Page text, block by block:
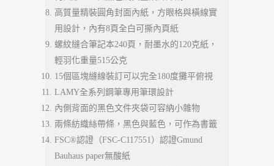
高質量精裝圓角封面內紙，方眼格與橫線實
用設計，內有8頁全白可撕內頁紙
螺紋縫合筆記本240頁，耐墨水的120克紙，
輕羽化重量515公克
15個區塊縫線裝訂可以完全180度攤平俯視
LAMY全系列鋼筆專用筆環設計
內側背面的黑色文件夾袋可容納小雜物
兩條紡織絲帶條，黑色與藍色，可作為書籤
FSC®認證（FSC-C117551）認證Gmund
Bauhaus paper無酸紙